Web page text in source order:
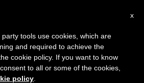
Posts Tagged ‘طلاق’
x
tools use cookies, which are
and required to achieve the
cookie policy. If you want to know
to all or some of the cookies,
policy